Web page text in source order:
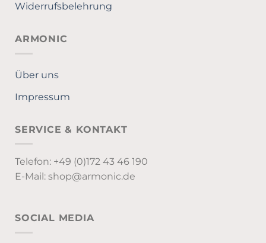
Widerrufsbelehrung
ARMONIC
Über uns
Impressum
SERVICE & KONTAKT
Telefon: +49 (0)172 43 46 190
E-Mail: shop@armonic.de
SOCIAL MEDIA